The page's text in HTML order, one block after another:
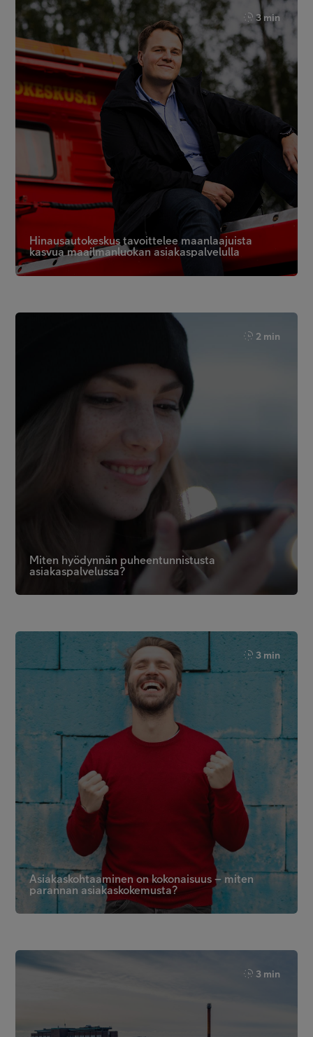
3 min
Hinausautokeskus tavoittelee maanlaajuista
kasvua maailmanluokan asiakaspalvelulla
2 min
Miten hyödynnän puheentunnistusta
asiakaspalvelussa?
3 min
Asiakaskohtaaminen on kokonaisuus – miten
parannan asiakaskokemusta?
3 min